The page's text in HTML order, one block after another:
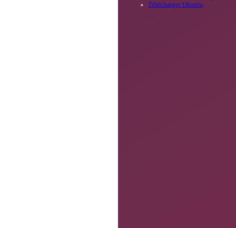
Télécharger Ubuntu